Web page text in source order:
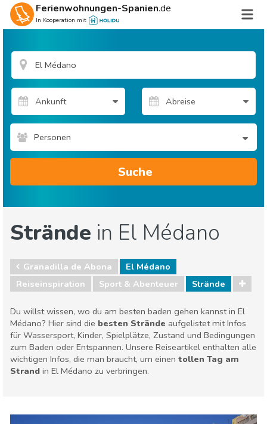
Ferienwohnungen-Spanien.de
In Kooperation mit
Personen
Suche
Strände in El Médano
Granadilla de Abona
El Médano
Reiseinspiration
Sport & Abenteuer Strände
Du willst wissen, wo du am besten baden gehen kannst in El
Médano? Hier sind die besten Strände aufgelistet mit Infos
für Wassersport, Kinder, Spielplätze, Zustand und Bedingungen
zum Baden oder Entspannen. Unsere Reiseartikel enthalten alle
wichtigen Infos, die man braucht, um einen tollen Tag am
Strand in El Médano zu verbringen.